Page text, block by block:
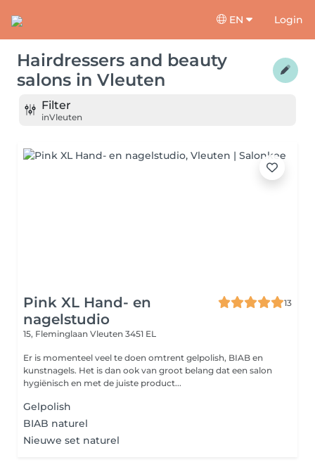
EN Login
Hairdressers and beauty
salons in Vleuten
Filter
inVleuten
Pink XL Hand- en
nagelstudio
13
15, Fleminglaan Vleuten 3451 EL
Er is momenteel veel te doen omtrent gelpolish, BIAB en
kunstnagels. Het is dan ook van groot belang dat een salon
hygiënisch en met de juiste product...
Gelpolish
BIAB naturel
Nieuwe set naturel